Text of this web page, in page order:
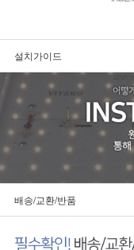
설치가이드
배송/교환/반품